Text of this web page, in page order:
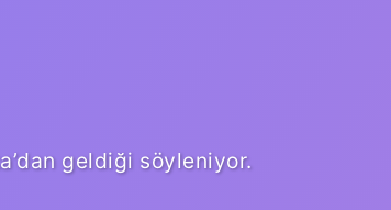
geldiği söyleniyor.